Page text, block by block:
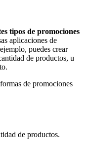
tipos de promociones
aplicaciones de
puedes crear
de productos, u
de promociones
de productos.